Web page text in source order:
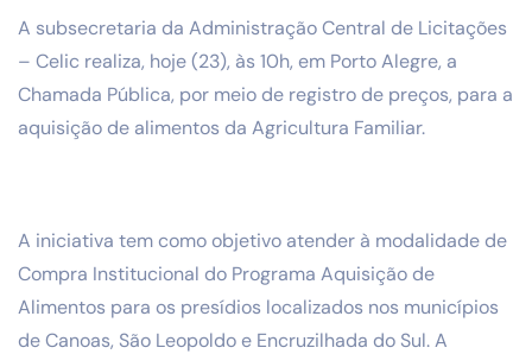
A subsecretaria da Administração Central de Licitações
– Celic realiza, hoje (23), às 10h, em Porto Alegre, a
Chamada Pública, por meio de registro de preços, para a
aquisição de alimentos da Agricultura Familiar.
A iniciativa tem como objetivo atender à modalidade de
Compra Institucional do Programa Aquisição de
Alimentos para os presídios localizados nos municípios
de Canoas, São Leopoldo e Encruzilhada do Sul. A